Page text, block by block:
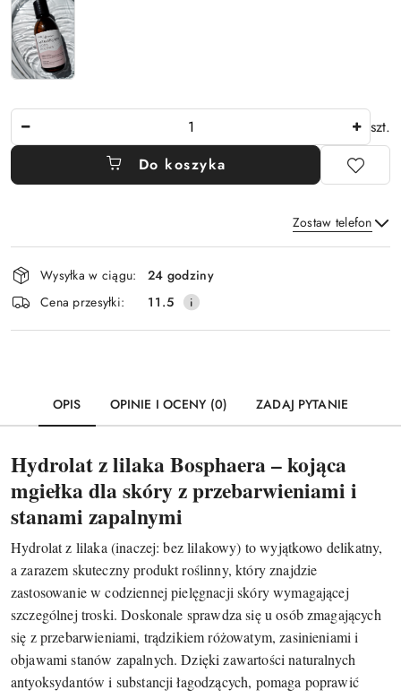
szt.
Do koszyka
Zostaw telefon
Wyślij
Dostępność
i
dostawa
Wysyłka w ciągu:
24 godziny
Cena przesyłki:
11.5
OPIS OPINIE I OCENY (0) ZADAJ PYTANIE
Hydrolat z lilaka Bosphaera – kojąca
mgiełka dla skóry z przebarwieniami i
stanami zapalnymi
Hydrolat z lilaka (inaczej: bez lilakowy) to wyjątkowo delikatny,
a zarazem skuteczny produkt roślinny, który znajdzie
zastosowanie w codziennej pielęgnacji skóry wymagającej
szczególnej troski. Doskonale sprawdza się u osób zmagających
się z przebarwieniami, trądzikiem różowatym, zasinieniami i
objawami stanów zapalnych. Dzięki zawartości naturalnych
antyoksydantów i substancji łagodzących, pomaga poprawić